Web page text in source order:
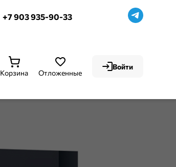
+7 903 935-90-33
Отложенные
Корзина
Войти